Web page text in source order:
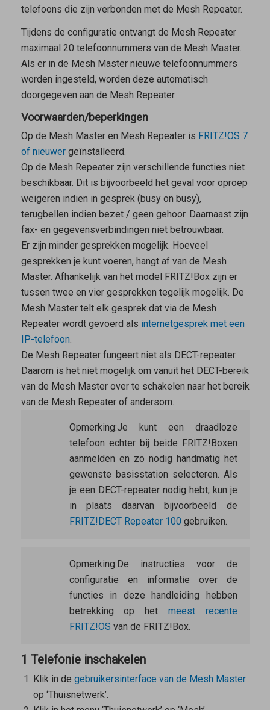
telefoons die zijn verbonden met de Mesh Repeater.
Tijdens de configuratie ontvangt de Mesh Repeater
maximaal 20 telefoonnummers van de Mesh Master.
Als er in de Mesh Masternieuwe telefoonnummers
worden ingesteld, worden deze automatisch
doorgegeven aan de Mesh Repeater.
Voorwaarden/beperkingen
Op de Mesh Masteren Mesh Repeateris FRITZ!OS 7
of nieuwergeïnstalleerd.
Op de Mesh Repeaterzijn verschillende functies niet
beschikbaar. Dit is bijvoorbeeld het geval voor oproep
weigeren indien in gesprek (busy on busy),
terugbellen indien bezet / geen gehoor. Daarnaast zijn
fax- en gegevensverbindingen niet betrouwbaar.
Er zijn minder gesprekken mogelijk. Hoeveel
gesprekken je kunt voeren, hangt af van de Mesh
Master. Afhankelijk van het model FRITZ!Box zijn er
tussen twee en vier gesprekken tegelijk mogelijk. De
Mesh Mastertelt elk gesprek dat via de Mesh
Repeaterwordt gevoerd als internetgesprek met een
IP-telefoon.
De Mesh Repeaterfungeert nietals DECT-repeater.
Daarom is het niet mogelijk om vanuit het DECT-bereik
van de Mesh Masterover te schakelen naar het bereik
van de Mesh Repeaterof andersom.
Opmerking:Je kunt een draadloze
telefoon echter bij beide FRITZ!Boxen
aanmelden en zo nodig handmatig het
gewenste basisstation selecteren. Als
je een DECT-repeater nodig hebt, kun je
in plaats daarvan bijvoorbeeld de
FRITZ!DECT Repeater 100 gebruiken.
Opmerking:De instructies voor de
configuratie en informatie over de
functies in deze handleiding hebben
betrekking op het meest recente
FRITZ!OS van de FRITZ!Box.
1 Telefonie inschakelen
Klik in de gebruikersinterface van de Mesh Master
op ‘Thuisnetwerk’.